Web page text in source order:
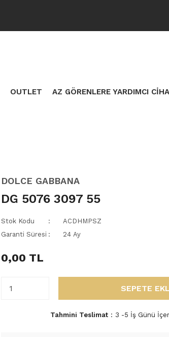
OUTLET AZ GÖRENLERE YARDIMCI
DOLCE GABBANA
DG 5076 3097 55
Stok Kodu
ACDHMPSZ
Garanti Süresi
24 Ay
0,00 TL
SEPETE
Tahmini Teslimat 3 -5 İş Günü